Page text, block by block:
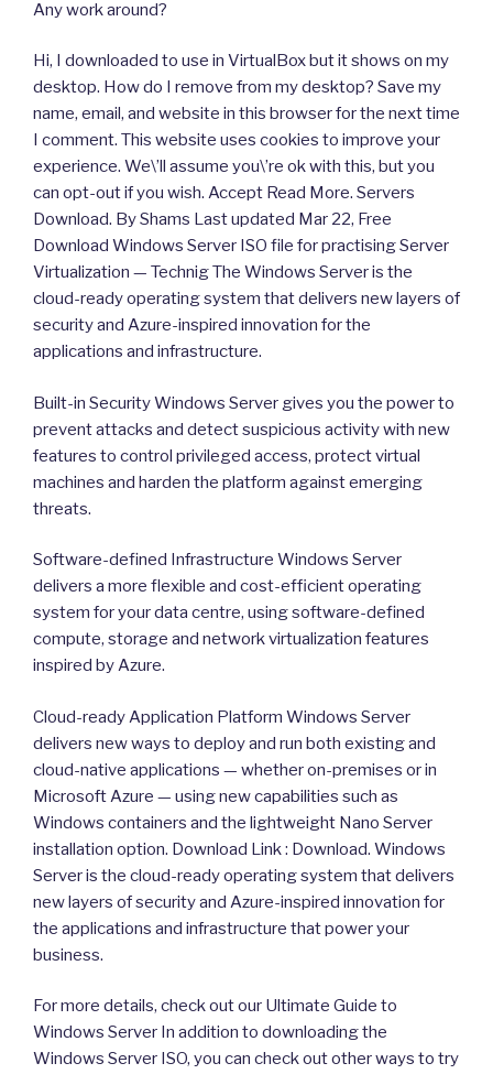
Any work around?
Hi, I downloaded to use in VirtualBox but it shows on my
desktop. How do I remove from my desktop? Save my
name, email, and website in this browser for the next time
I comment. This website uses cookies to improve your
experience. We\’ll assume you\’re ok with this, but you
can opt-out if you wish. Accept Read More. Servers
Download. By Shams Last updated Mar 22, Free
Download Windows Server ISO file for practising Server
Virtualization — Technig The Windows Server is the
cloud-ready operating system that delivers new layers of
security and Azure-inspired innovation for the
applications and infrastructure.
Built-in Security Windows Server gives you the power to
prevent attacks and detect suspicious activity with new
features to control privileged access, protect virtual
machines and harden the platform against emerging
threats.
Software-defined Infrastructure Windows Server
delivers a more flexible and cost-efficient operating
system for your data centre, using software-defined
compute, storage and network virtualization features
inspired by Azure.
Cloud-ready Application Platform Windows Server
delivers new ways to deploy and run both existing and
cloud-native applications — whether on-premises or in
Microsoft Azure — using new capabilities such as
Windows containers and the lightweight Nano Server
installation option. Download Link : Download. Windows
Server is the cloud-ready operating system that delivers
new layers of security and Azure-inspired innovation for
the applications and infrastructure that power your
business.
For more details, check out our Ultimate Guide to
Windows Server In addition to downloading the
Windows Server ISO, you can check out other ways to try